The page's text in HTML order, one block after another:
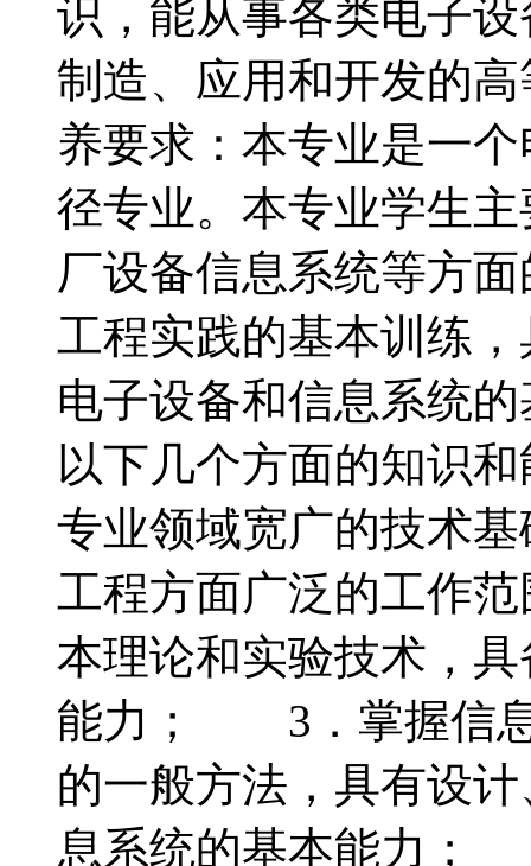
识，能从事各类电子
制造、应用和开发的
养要求：本专业是一
径专业。本专业学生
厂设备信息系统等方
工程实践的基本训练
电子设备和信息系统
以下几个方面的知识
专业领域宽广的技术
工程方面广泛的工作
本理论和实验技术，
能力； 3．掌握信息
的一般方法，具有设
息系统的基本能力；